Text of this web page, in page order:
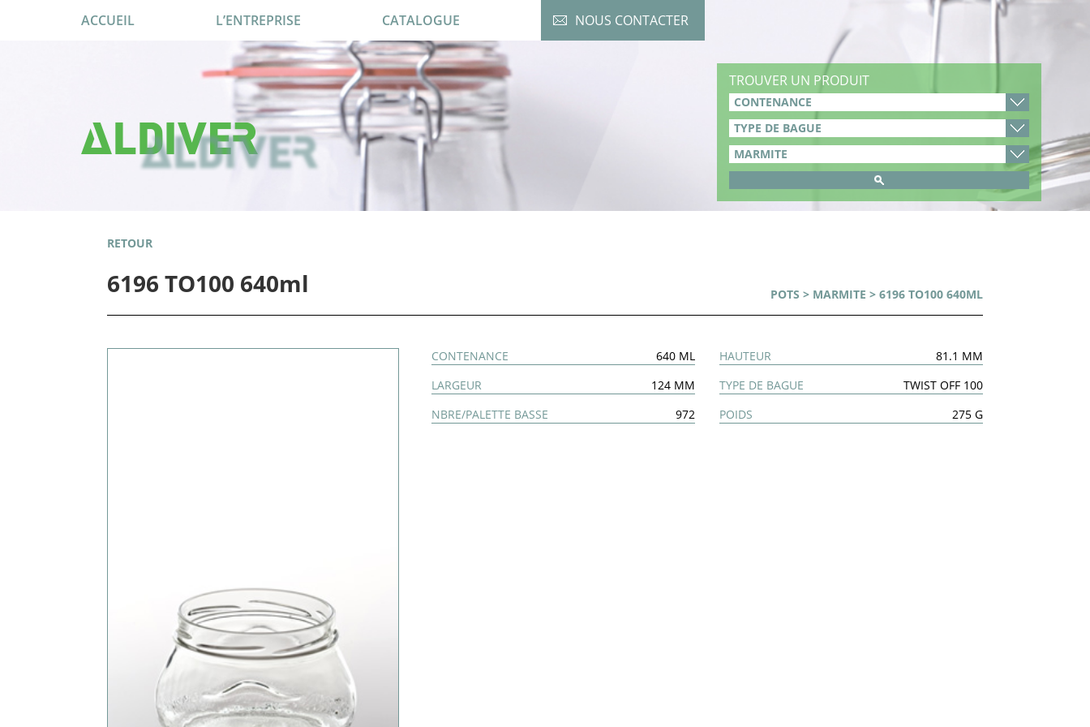
ACCUEIL L’ENTREPRISE CATALOGUE NOUS CONTACTER
TROUVER UN PRODUIT
RETOUR
POTS > MARMITE > 6196 TO100 640ML
6196 TO100 640ml
CONTENANCE 640 ML HAUTEUR
81.1 MM
LARGEUR
124 MM TYPE DE BAGUE
TWIST OFF 100
NBRE/PALETTE BASSE
972 POIDS 275 G